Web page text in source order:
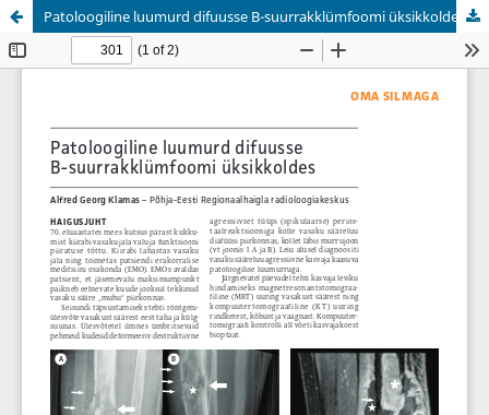
Patoloogiline luumurd difuusse B-suurrakklümfoomi üksikkoldes